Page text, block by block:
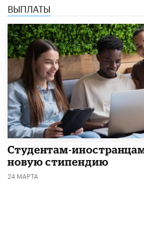
ВЫПЛАТЫ
Студентам-
новую стипендию
24 МАРТА